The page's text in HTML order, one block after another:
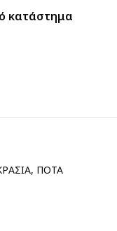
κατάστημα
, ΠΟΤΑ